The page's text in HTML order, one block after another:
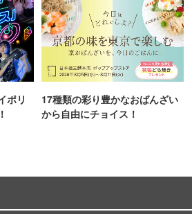
ポリ
17種類の彩り豊かなおばんざい
から自由にチョイス！